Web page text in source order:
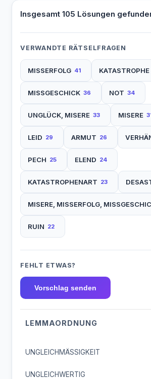
Insgesamt 105 Lösungen
VERWANDTE RÄTSELFRAGEN
MISSERFOLG 41 KATASTROPHE
MISSGESCHICK 36 NOT 34
UNGLÜCK, MISERE 33 MISERE
LEID 29 ARMUT 26
PECH 25 ELEND 24
KATASTROPHENART 23
MISERE, MISSERFOLG,
RUIN 22
FEHLT ETWAS?
Vorschlag senden
LEMMAORDNUNG
UNGLEICHMÄSSIGKEIT
UNGLEICHWERTIG